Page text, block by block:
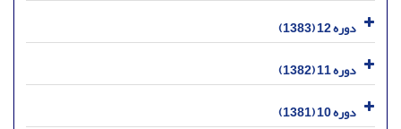
دوره 12 (1383)
دوره 11 (1382)
دوره 10 (1381)